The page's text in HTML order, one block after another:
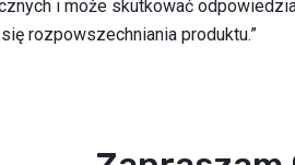
i może skutkować
rozpowszechniania produktu.”